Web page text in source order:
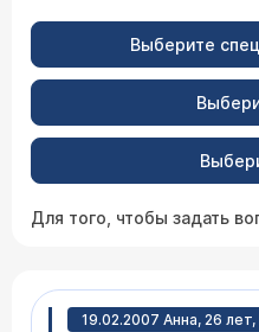
Выберите
Для того, чтобы задать
19.02.2007 Анна, 26